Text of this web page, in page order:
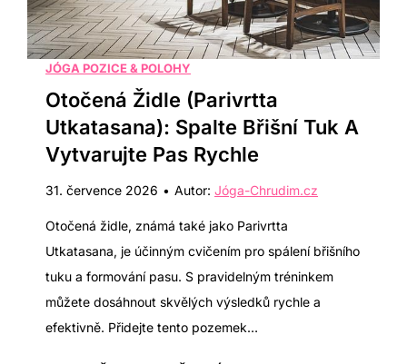
r
e
g
n
e
r
a
i
v
a
s
k
e
l
a
x
p
r
JÓGA POZICE & POLOHY
Otočená Židle (Parivrtta
Utkatasana): Spalte Břišní Tuk A
Vytvarujte Pas Rychle
31. července 2026 • Autor: Jóga-Chrudim.cz
Otočená židle, známá také jako Parivrtta
Utkatasana, je účinným cvičením pro spálení břišního
tuku a formování pasu. S pravidelným tréninkem
můžete dosáhnout skvělých výsledků rychle a
efektivně. Přidejte tento pozemek…